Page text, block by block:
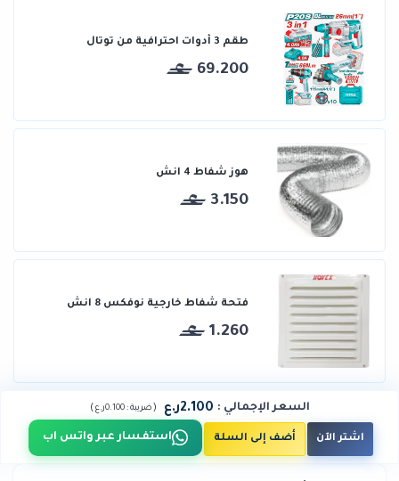
طقم 3 أدوات احترافية من توتال
69.200
هوز شفاط 4 انش
3.150
فتحة شفاط خارجية نوفكس 8 انش
1.260
السعر الإجمالي : 2.100ر.ع (ضريبة :0.100ر.ع )
اشتر الآن أضف إلى السلة استفسار عبر واتس اب